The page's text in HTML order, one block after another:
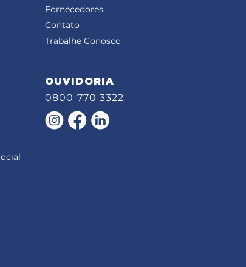
Fornecedores
Contato
Trabalhe Conosco
OUVIDORIA
0800 770 3322